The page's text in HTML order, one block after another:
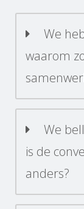
We
waarom
We
is de
anders?